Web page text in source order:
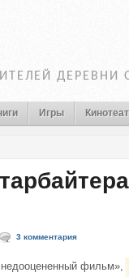
ДЕРЕВНИ
Игры
3 комментария
фильм»,